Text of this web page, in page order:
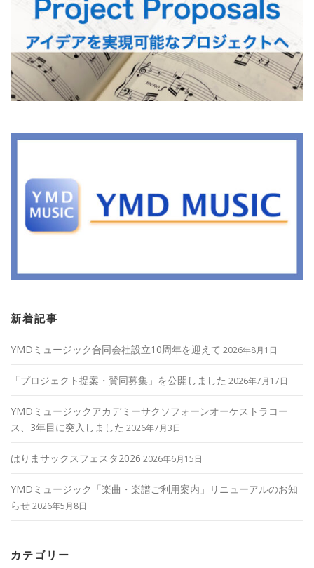
新着記事
YMDミュージック合同会社設立10周年を迎えて 2026年8月1日
「プロジェクト提案・賛同募集」を公開しました 2026年7月17日
YMDミュージックアカデミーサクソフォーンオーケストラコー
ス、3年目に突入しました 2026年7月3日
はりまサックスフェスタ2026 2026年6月15日
YMDミュージック「楽曲・楽譜ご利用案内」リニューアルのお知
らせ2026年5月8日
カテゴリー